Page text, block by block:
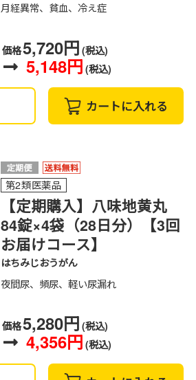
月経異常、貧血、冷え症
価格5,720円 (税込)
5,148円 (税込)
カートに入れる
第2類医薬品
【定期購入】八味地黄丸
84錠×4袋（28日分）【3回
お届けコース】
はちみじおうがん
夜間尿、頻尿、軽い尿漏れ
価格5,280円 (税込)
4,356円 (税込)